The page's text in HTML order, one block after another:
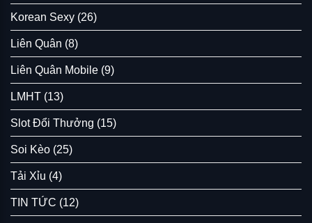
Korean Sexy (26)
Liên Quân (8)
Liên Quân Mobile (9)
LMHT (13)
Slot Đổi Thưởng (15)
Soi Kèo (25)
Tải Xỉu (4)
TIN TỨC (12)